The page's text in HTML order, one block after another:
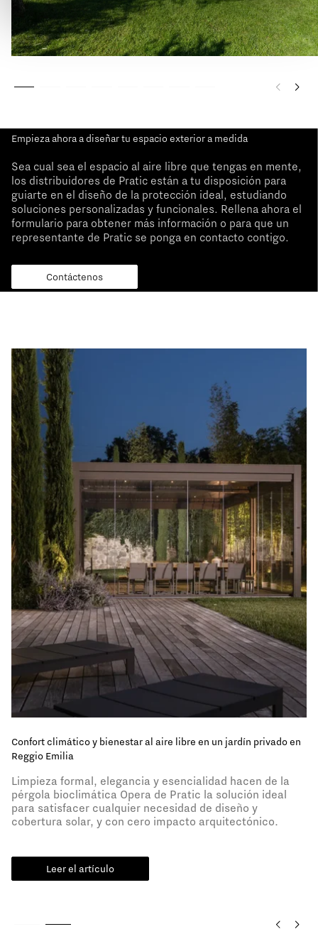
Empieza ahora a diseñar tu espacio exterior a medida
Sea cual sea el espacio al aire libre que tengas en mente,
los distribuidores de Pratic están a tu disposición para
guiarte en el diseño de la protección ideal, estudiando
soluciones personalizadas y funcionales. Rellena ahora el
formulario para obtener más información o para que un
representante de Pratic se ponga en contacto contigo.
Contáctenos
Confort climático y bienestar al aire libre en un jardín privado en
Reggio Emilia
Limpieza formal, elegancia y esencialidad hacen de la
pérgola bioclimática Opera de Pratic la solución ideal
para satisfacer cualquier necesidad de diseño y
cobertura solar, y con cero impacto arquitectónico.
Leer el artículo